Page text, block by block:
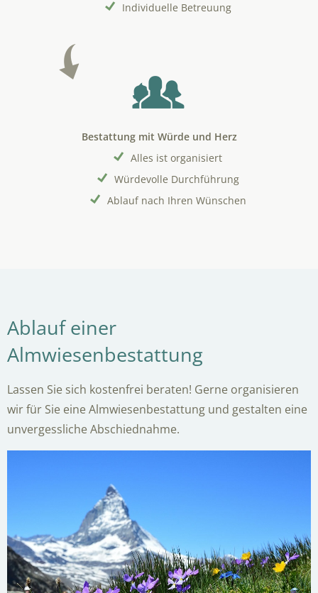
Individuelle Betreuung
Bestattung mit Würde und Herz
Alles ist organisiert
Würdevolle Durchführung
Ablauf nach Ihren Wünschen
Ablauf einer
Almwiesenbestattung
Lassen Sie sich kostenfrei beraten! Gerne organisieren
wir für Sie eine Almwiesenbestattung und gestalten eine
unvergessliche Abschiednahme.